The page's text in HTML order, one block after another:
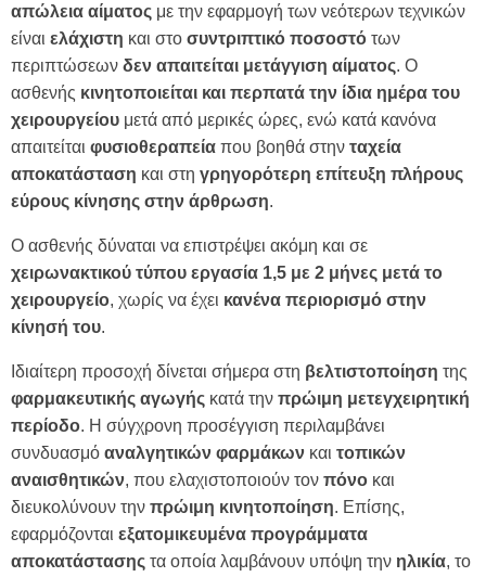
απώλεια αίματος με την εφαρμογή των νεότερων τεχνικών
είναι ελάχιστη και στο συντριπτικό ποσοστό των
περιπτώσεων δεν απαιτείται μετάγγιση αίματος. Ο
ασθενής κινητοποιείται και περπατά την ίδια ημέρα του
χειρουργείου μετά από μερικές ώρες, ενώ κατά κανόνα
απαιτείται φυσιοθεραπεία που βοηθά στην ταχεία
αποκατάσταση και στη γρηγορότερη επίτευξη πλήρους
εύρους κίνησης στην άρθρωση.
Ο ασθενής δύναται να επιστρέψει ακόμη και σε
χειρωνακτικού τύπου εργασία 1,5 με 2 μήνες μετά το
χειρουργείο, χωρίς να έχει κανένα περιορισμό στην
κίνησή του.
Ιδιαίτερη προσοχή δίνεται σήμερα στη βελτιστοποίηση της
φαρμακευτικής αγωγής κατά την πρώιμη μετεγχειρητική
περίοδο. Η σύγχρονη προσέγγιση περιλαμβάνει
συνδυασμό αναλγητικών φαρμάκων και τοπικών
αναισθητικών, που ελαχιστοποιούν τον πόνο και
διευκολύνουν την πρώιμη κινητοποίηση. Επίσης,
εφαρμόζονται εξατομικευμένα προγράμματα
αποκατάστασης τα οποία λαμβάνουν υπόψη την ηλικία, το